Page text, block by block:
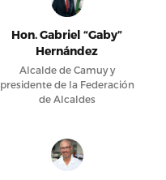
Hon. Gabriel “Gaby”
Hernández
Alcalde de Camuy y
presidente de la Federación
de Alcaldes